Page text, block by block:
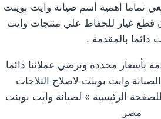
تماما اهمية أسم صيانة وايت بوينت
قطع غيار للحفاظ علي منتجات وايت
دائما بالمقدمة .
بأسعار محددة وترضي عملائنا دائما
وايت بوينت لاصلاح الثلاجات
الرئيسية » لصيانة وايت بوينت
مصر